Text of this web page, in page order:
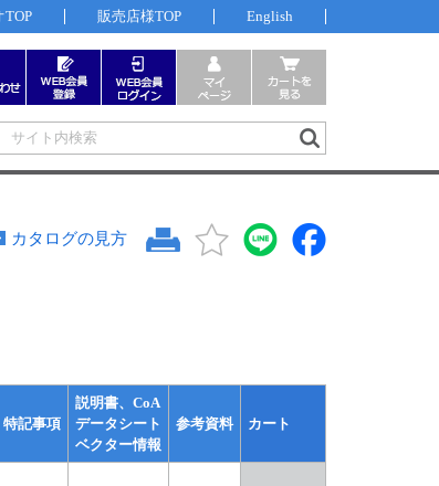
TOP 販売店様TOP English
カタログの見方
特記事項
説明書、CoA
データシート
ベクター情報
参考資料
カート